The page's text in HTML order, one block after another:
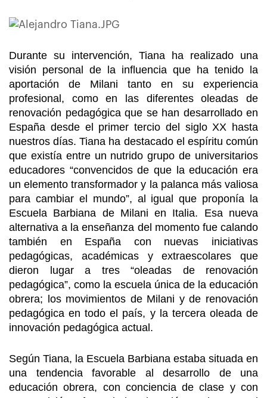
Durante su intervención, Tiana ha realizado una
visión personal de la influencia que ha tenido la
aportación de Milani tanto en su experiencia
profesional, como en las diferentes oleadas de
renovación pedagógica que se han desarrollado en
España desde el primer tercio del siglo XX hasta
nuestros días. Tiana ha destacado el espíritu común
que existía entre un nutrido grupo de universitarios
educadores “convencidos de que la educación era
un elemento transformador y la palanca más valiosa
para cambiar el mundo”, al igual que proponía la
Escuela Barbiana de Milani en Italia. Esa nueva
alternativa a la enseñanza del momento fue calando
también en España con nuevas iniciativas
pedagógicas, académicas y extraescolares que
dieron lugar a tres “oleadas de renovación
pedagógica”, como la escuela única de la educación
obrera; los movimientos de Milani y de renovación
pedagógica en todo el país, y la tercera oleada de
innovación pedagógica actual.
Según Tiana, la Escuela Barbiana estaba situada en
una tendencia favorable al desarrollo de una
educación obrera, con conciencia de clase y con